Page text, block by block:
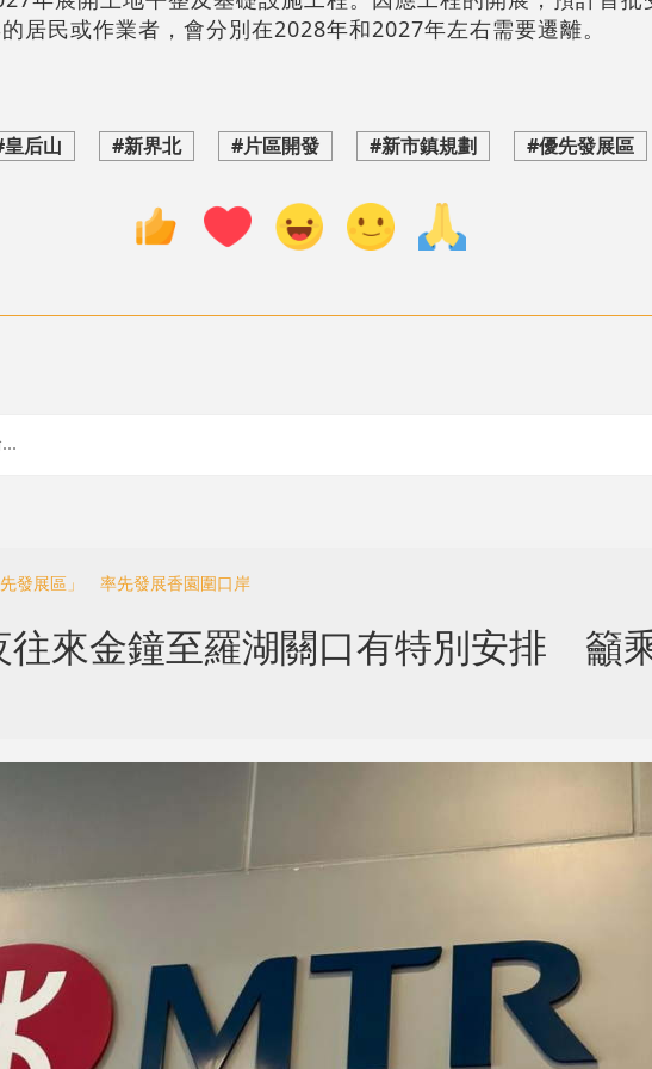
居民或作業者，會分別在2028年和2027年左右需要遷離。
后山 #新界北 #片區開發 #新市鎮規劃 #優先發展區
發展區」 率先發展香園圍口岸
往來金鐘至羅湖關口有特別安排 籲